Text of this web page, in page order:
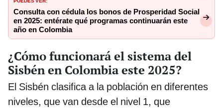
Consulta con cédula los bonos de Prosperidad Social
en 2025: entérate qué programas continuarán este
año en Colombia
¿Cómo funcionará el sistema del
Sisbén en Colombia este 2025?
El Sisbén clasifica a la población en diferentes
niveles, que van desde el nivel 1, que